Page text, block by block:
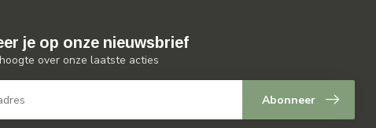
je op onze nieuwsbrief
over onze laatste acties
Abonneer